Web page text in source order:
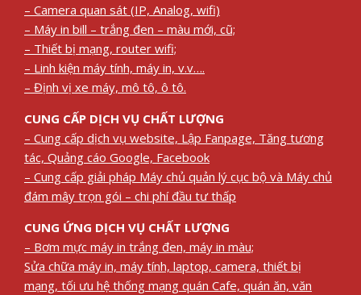
– Camera quan sát (IP, Analog, wifi)
– Máy in bill – trắng đen – màu mới, cũ;
– Thiết bị mạng, router wifi;
– Linh kiện máy tính, máy in, v.v….
– Định vị xe máy, mô tô, ô tô.
CUNG CẤP DỊCH VỤ CHẤT LƯỢNG
– Cung cấp dịch vụ website, Lập Fanpage, Tăng tương
tác, Quảng cáo Google, Facebook
– Cung cấp giải pháp Máy chủ quản lý cục bộ và Máy chủ
đám mây trọn gói – chi phí đầu tư thấp
CUNG ỨNG DỊCH VỤ CHẤT LƯỢNG
– Bơm mực máy in trắng đen, máy in màu;
Sửa chữa máy in, máy tính, laptop, camera, thiết bị
mạng, tối ưu hệ thống mạng quán Cafe, quán ăn, văn